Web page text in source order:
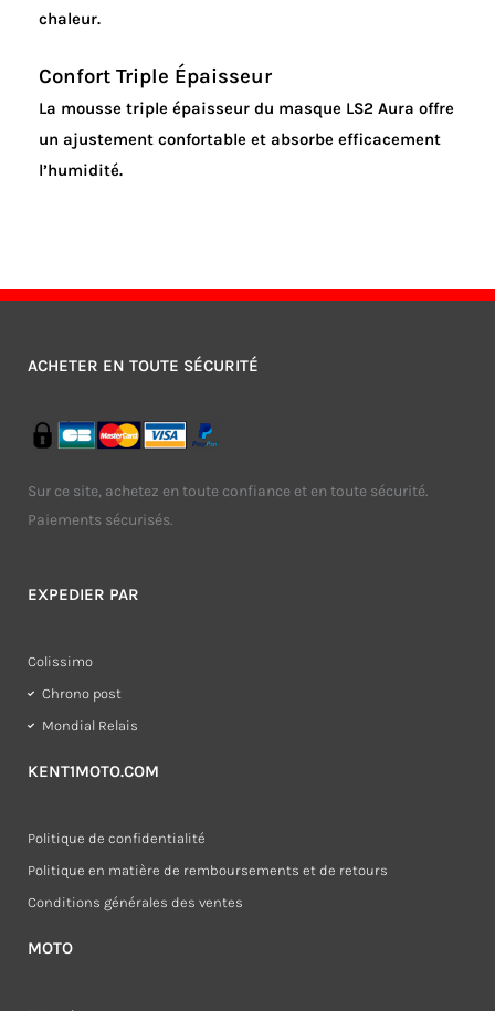
chaleur.
Confort Triple Épaisseur
La mousse triple épaisseur du masque LS2 Aura offre
un ajustement confortable et absorbe efficacement
l’humidité.
MOTO
KENT1MOTO.COM
Politique de confidentialité
Politique en matière de remboursements et de retours
Conditions générales des ventes
EXPEDIER PAR
Colissimo
Chrono post
Mondial Relais
ACHETER EN TOUTE SÉCURITÉ
Sur ce site, achetez en toute confiance et en toute sécurité.
Paiements sécurisés.